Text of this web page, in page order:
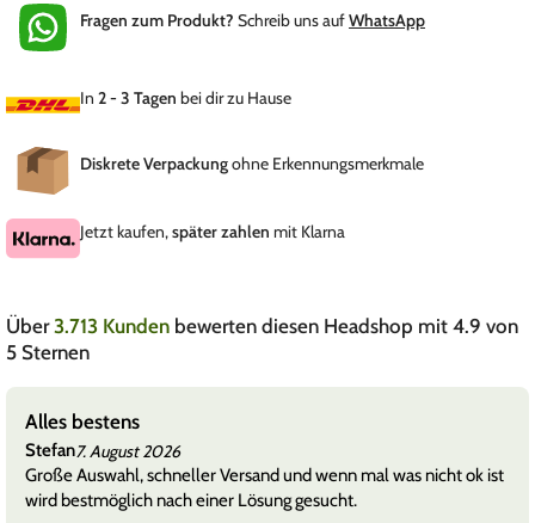
Fragen zum Produkt? Schreib uns aufWhatsApp
In 2 - 3 Tagen bei dir zu Hause
Diskrete Verpackungohne Erkennungsmerkmale
Jetzt kaufen,später zahlen mit Klarna
Über3.713 Kunden bewerten diesen Headshop mit 4.9 von
5 Sternen
ok ist
Service. Ihr seid super.
Mav7. August 2026
Alles easy 🙂